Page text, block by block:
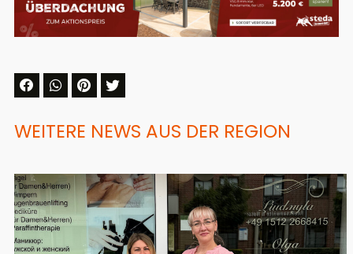
WEITERE NEWS AUS DER REGION